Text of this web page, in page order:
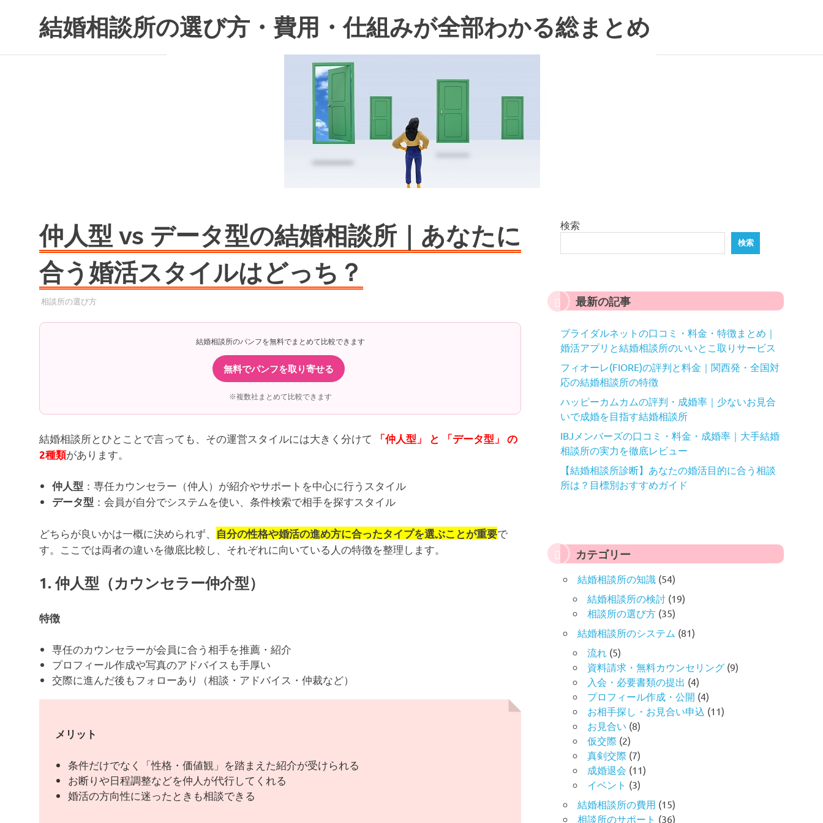
結婚相談所の選び方・費用・仕組みが全部わかる総まとめ
仲人型 vs データ型の結婚相談所｜あなたに
合う婚活スタイルはどっち？
2025年9月8日
YYYPRO
相談所の選び方
結婚相談所のパンフを無料でまとめて比較できます
無料でパンフを取り寄せる
※複数社まとめて比較できます
結婚相談所とひとことで言っても、その運営スタイルには大きく分けて
「仲人型」 と 「データ型」 の
2種類があります。
仲人型 ：専任カウンセラー（仲人）が紹介やサポートを中心に行うスタイル
データ型 ：会員が自分でシステムを使い、条件検索で相手を探すスタイル
どちらが良いかは一概に決められず、 自分の性格や婚活の進め方に合ったタイプを選ぶことが重要で
す。ここでは両者の違いを徹底比較し、それぞれに向いている人の特徴を整理します。
1. 仲人型（カウンセラー仲介型）
特徴
専任のカウンセラーが会員に合う相手を推薦・紹介
プロフィール作成や写真のアドバイスも手厚い
交際に進んだ後もフォローあり（相談・アドバイス・仲裁など）
メリット
条件だけでなく「性格・価値観」を踏まえた紹介が受けられる
お断りや日程調整などを仲人が代行してくれる
婚活の方向性に迷ったときも相談できる
検索
検索
最新の記事
ブライダルネットの口コミ・料金・特徴まとめ｜
婚活アプリと結婚相談所のいいとこ取りサービス
フィオーレ(FIORE)の評判と料金｜関西発・全国対
応の結婚相談所の特徴
ハッピーカムカムの評判・成婚率｜少ないお見合
いで成婚を目指す結婚相談所
IBJメンバーズの口コミ・料金・成婚率｜大手結婚
相談所の実力を徹底レビュー
【結婚相談所診断】あなたの婚活目的に合う相談
所は？目標別おすすめガイド
カテゴリー
結婚相談所の知識 (54)
結婚相談所の検討 (19)
相談所の選び方 (35)
結婚相談所のシステム (81)
流れ (5)
資料請求・無料カウンセリング (9)
入会・必要書類の提出 (4)
プロフィール作成・公開 (4)
お相手探し・お見合い申込 (11)
お見合い (8)
仮交際 (2)
真剣交際 (7)
成婚退会 (11)
イベント (3)
結婚相談所の費用 (15)
相談所のサポート (36)